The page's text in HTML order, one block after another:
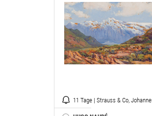
11 Tage | Strauss & Co,